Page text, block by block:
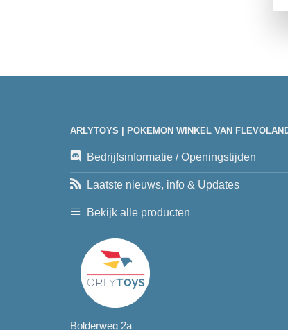
ARLYTOYS | POKEMON WINKEL VAN
Bedrijfsinformatie / Openingstijden
Laatste nieuws, info & Updates
Bekijk alle producten
Bolderweg 2a